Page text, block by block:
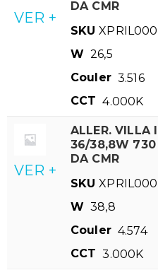
VER +
DA CMR
SKU
W 26,5
Couler 3.516
CCT 4.000K
VER +
ALLER. VILLA
36/38,8W 730
DA CMR
SKU
W 38,8
Couler 4.574
CCT 3.000K